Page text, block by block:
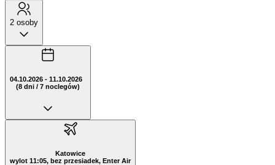
2 osoby
04.10.2026 - 11.10.2026
(8 dni / 7 noclegów)
Katowice
wylot 11:05, bez przesiadek, Enter Air